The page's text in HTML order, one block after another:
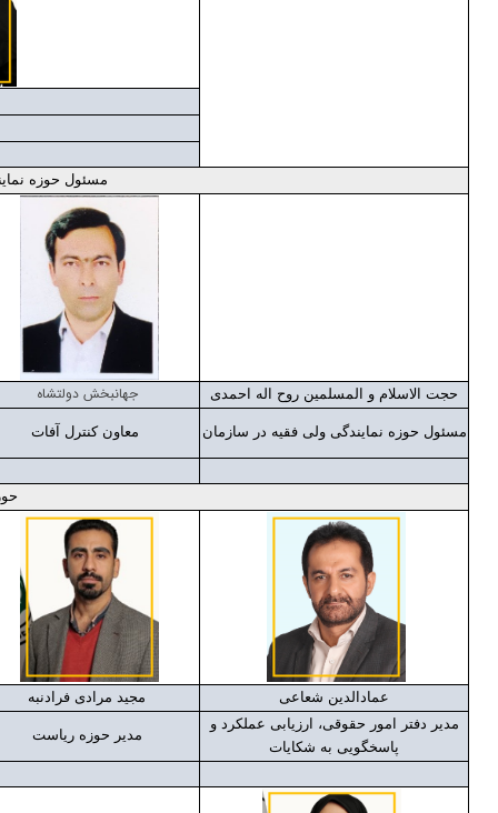
مسئول حوزه
حجت الاسلام و المسلمین روح اله احمدی جهانبخش دولتشاه
مسئول حوزه نمایندگی ولی فقیه در سازمان معاون کنترل آفات
عمادالدین شعاعی
مجید مرادی فرادنبه
مدیر دفتر امور حقوقی، ارزیابی عملکرد و
پاسخگویی به شکایات
مدیر حوزه ریاست